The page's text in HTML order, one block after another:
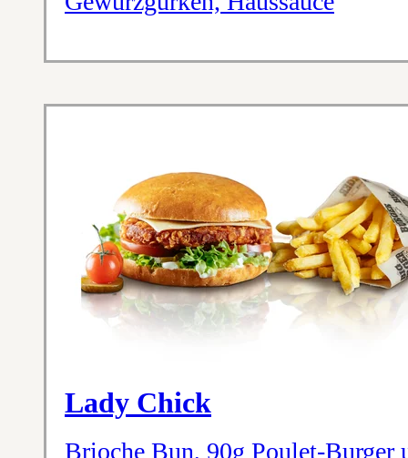
Lady Chick
Brioche Bun, 90g Poulet-Burger